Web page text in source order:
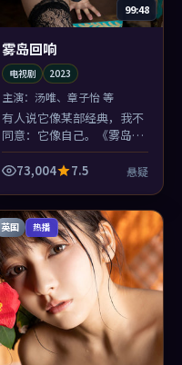
99:48
雾岛回响
电视剧 2023
主演：汤唯、章子怡 等
有人说它像某部经典，我不
同意：它像自己。《雾岛回
响》的美国细节堆得很笨，
笨得很真诚，张译的台词尤
73,004 7.5 悬疑
英国 热播